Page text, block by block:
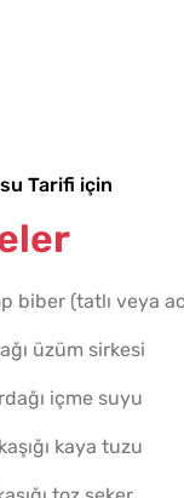
Yapılış
Tarifi için
biber (tatlı veya
üzüm sirkesi
içme suyu
kaya tuzu